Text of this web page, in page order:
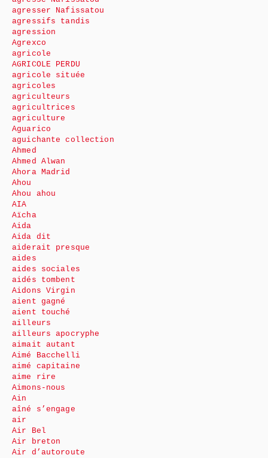
agresser Nafissatou
agressifs tandis
agression
Agrexco
agricole
AGRICOLE PERDU
agricole située
agricoles
agriculteurs
agricultrices
agriculture
Aguarico
aguichante collection
Ahmed
Ahmed Alwan
Ahora Madrid
Ahou
Ahou ahou
AIA
Aïcha
Aida
Aida dit
aiderait presque
aides
aides sociales
aidés tombent
Aidons Virgin
aient gagné
aient touché
ailleurs
ailleurs apocryphe
aimait autant
Aimé Bacchelli
aimé capitaine
aime rire
Aimons-nous
Ain
aîné s’engage
air
Air Bel
Air breton
Air d’autoroute